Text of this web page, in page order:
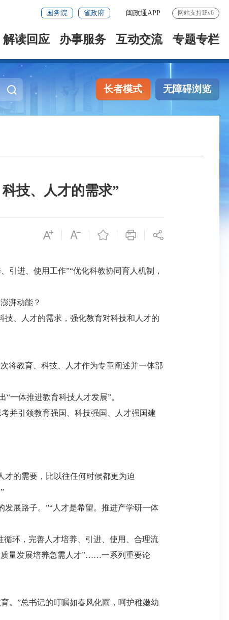
国务院 省政府 闽政通APP 网站支持IPv6
解读回应 办事服务 互动交流 专题专栏
长者模式 无障碍浏览
技、人才的需求”
进、使用工作”“优化科教协同育人机制，
湃动能？
、人才的需求，强化教育对科技和人才的
将教育、科技、人才作为专章阐述并一体部
一体推进教育科技人才发展”。
并引领教育强国、科技强国、人才强国建
的需要，比以往任何时候都更为迫
展路子。”“人才是希望。推进产学研一体
环，完善人才培养、引进、使用、合理流
质量发展培养急需人才”……一系列重要论
。”总书记的叮嘱如春风化雨，呵护稚嫩幼